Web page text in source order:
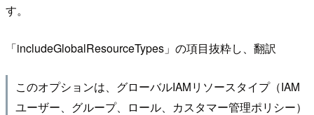
す。
「includeGlobalResourceTypes」の項目抜粋し、翻訳
このオプションは、グローバルIAMリソースタイプ（IAM
ユーザー、グループ、ロール、カスタマー管理ポリシー）